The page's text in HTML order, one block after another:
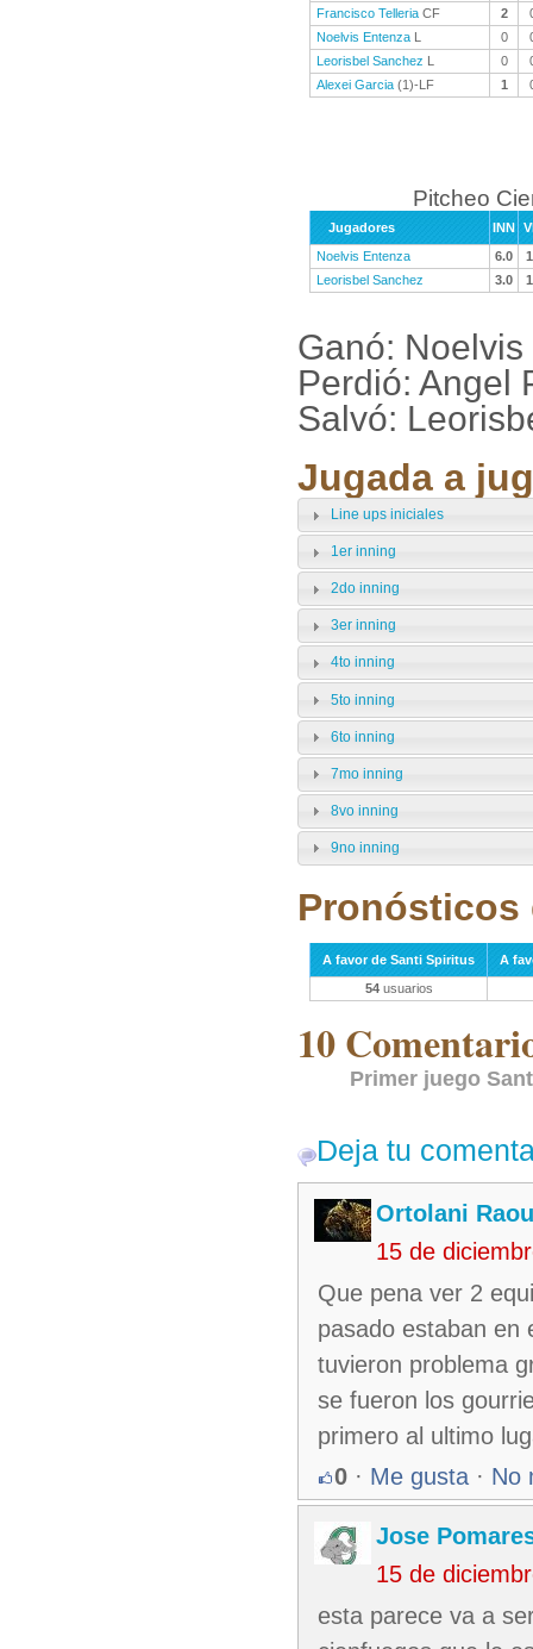
Francisco Telleria CF 2
Noelvis Entenza L 0
Leorisbel Sanchez L 0
Alexei Garcia (1)-LF 1
Pitcheo
Jugadores INN
Noelvis Entenza
6.0
Leorisbel Sanchez
3.0
Ganó:
Perdió: Angel
Salvó:
Jugada a
Line ups iniciales
1er inning
2do inning
3er inning
4to inning
5to inning
6to inning
7mo inning
8vo inning
9no inning
Pronósticos
A favor de Santi Spiritus
A
54usuarios
10
Primer juego
Deja tu
Ortolani
15 de
Que pena ver 2
pasado estaban en
tuvieron problema
se fueron los
primero al ultimo
0 · Me gusta · No
Jose
15 de
esta parece va a